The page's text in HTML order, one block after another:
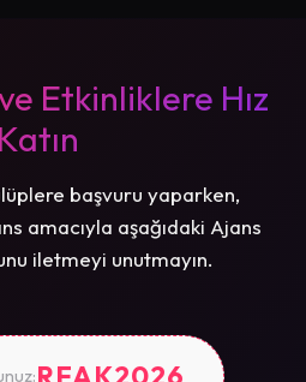
Etkinliklere Hız
Katın
başvuru yaparken,
amacıyla aşağıdaki Ajans
iletmeyi unutmayın.